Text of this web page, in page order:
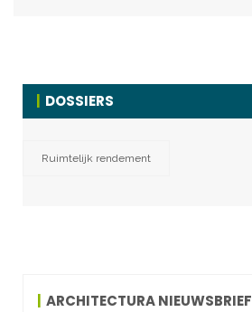
DOSSIERS
Ruimtelijk rendement
ARCHITECTURA NIEUWSBRIEF